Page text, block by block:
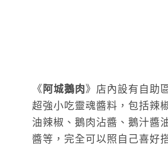
《 阿城鵝肉》店內設有自助
超強小吃靈魂醬料，包括辣
油辣椒、鵝肉沾醬、鵝汁醬
醬等，完全可以照自己喜好